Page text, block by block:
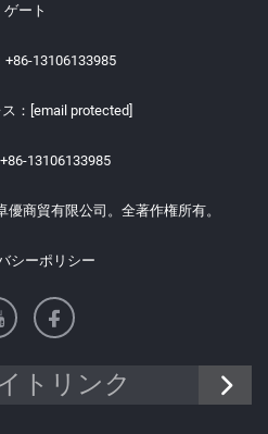
ゲート
+86-13106133985
： [email protected]
+86-13106133985
商貿有限公司。全著作権所有。
シーポリシー
トリンク